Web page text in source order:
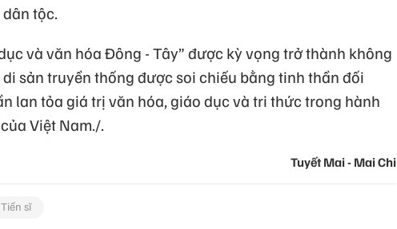
tộc.
và văn hóa Đông - Tây” được kỳ vọng trở thành không
sản truyền thống được soi chiếu bằng tinh thần đối
lan tỏa giá trị văn hóa, giáo dục và tri thức trong hành
Việt Nam./.
Tuyết Mai - Mai Chi
Tiến sĩ